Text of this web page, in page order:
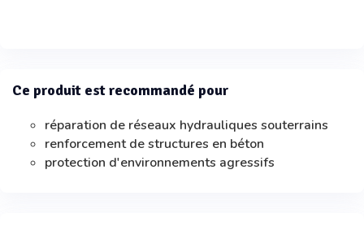
Ce produit est recommandé pour
réparation de réseaux hydrauliques souterrains
renforcement de structures en béton
protection d'environnements agressifs